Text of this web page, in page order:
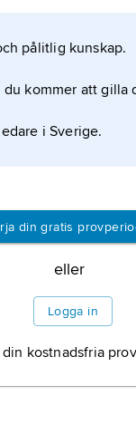
eller blodpropp,
pålitlig kunskap.
du kommer att gilla
i Sverige.
din gratis
eller
Logga in
din kostnadsfria